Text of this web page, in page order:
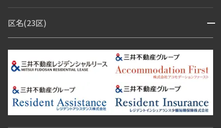
青山・表参道・原宿
市ヶ谷・神楽坂・飯田橋
三田・芝・浜松町
芝浦・汐留・品川
月島・勝どき・豊洲
本郷・春日・小石川
目白・高田馬場・早稲田
池尻大橋・三軒茶屋
祐天寺・学芸大学・自由が丘
駒沢・用賀・二子玉川
成城・砧
池袋・板橋・王子
区名(23区) 開閉
江東区 台東区 墨田区
中野区
豊島区
杉並区 板橋区 練馬区 荒川区
足立区
葛飾区
江戸川区